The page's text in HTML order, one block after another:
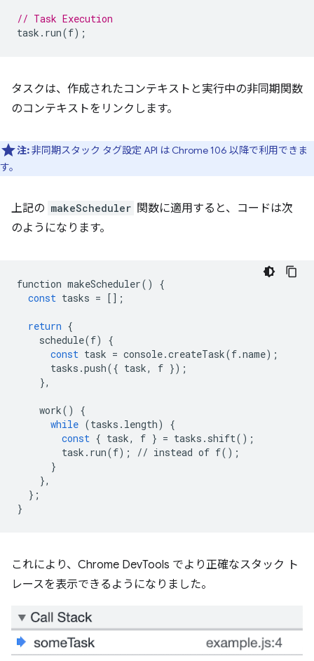
// Task Execution
task . run(f);
タスクは、作成されたコンテキストと実行中の非同期関数
のコンテキストをリンクします。
注:非同期スタック タグ設定 API は Chrome 106 以降で利用できま
す。
上記の makeScheduler 関数に適用すると、コードは次
のようになります。
function makeScheduler()
{
const tasks = [];
return {
schedule(f)
{
const task = console.createTask(f.name);
tasks .push({ task, f });
},
work()
{
while (tasks . length)
{
const { task, f } = tasks . shift();
task . run(f); // instead of f();
}
},
};
}
これにより、Chrome DevTools でより正確なスタック ト
レースを表示できるようになりました。